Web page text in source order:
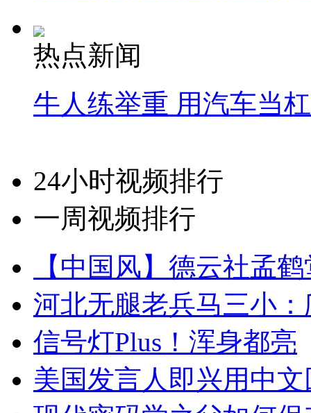
热点新闻
牛人练举重 用汽车当
24小时视频排行
一周视频排行
【中国风】德云社孟
河北无腿老兵马三小
信号灯Plus！浑身都亮
美国发言人即兴用中